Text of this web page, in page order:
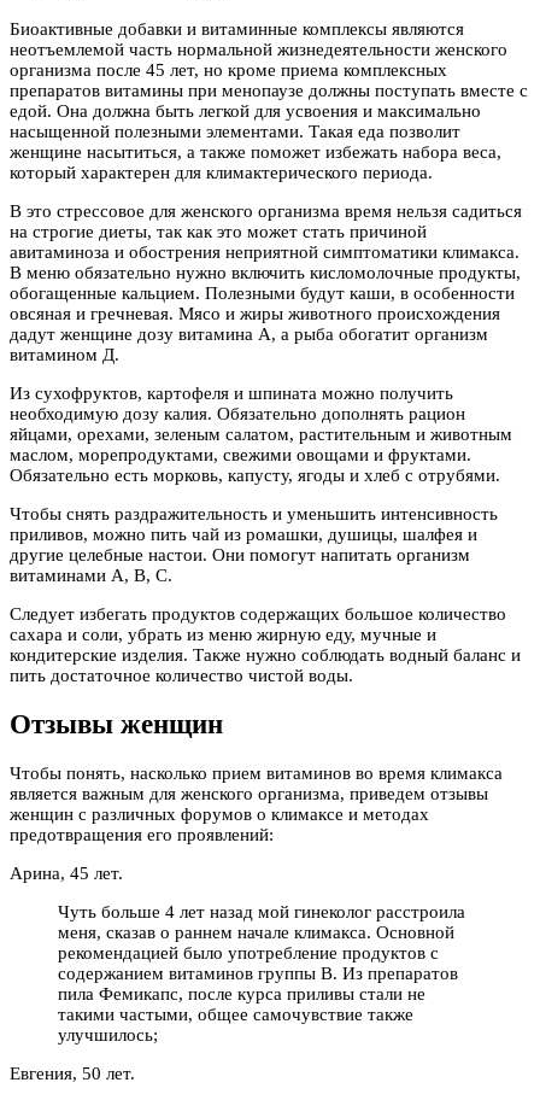
Биоактивные добавки и витаминные комплексы являются
неотъемлемой часть нормальной жизнедеятельности женского
организма после 45 лет, но кроме приема комплексных
препаратов витамины при менопаузе должны поступать вместе с
едой. Она должна быть легкой для усвоения и максимально
насыщенной полезными элементами. Такая еда позволит
женщине насытиться, а также поможет избежать набора веса,
который характерен для климактерического периода.
В это стрессовое для женского организма время нельзя садиться
на строгие диеты, так как это может стать причиной
авитаминоза и обострения неприятной симптоматики климакса.
В меню обязательно нужно включить кисломолочные продукты,
обогащенные кальцием. Полезными будут каши, в особенности
овсяная и гречневая. Мясо и жиры животного происхождения
дадут женщине дозу витамина А, а рыба обогатит организм
витамином Д.
Из сухофруктов, картофеля и шпината можно получить
необходимую дозу калия. Обязательно дополнять рацион
яйцами, орехами, зеленым салатом, растительным и животным
маслом, морепродуктами, свежими овощами и фруктами.
Обязательно есть морковь, капусту, ягоды и хлеб с отрубями.
Чтобы снять раздражительность и уменьшить интенсивность
приливов, можно пить чай из ромашки, душицы, шалфея и
другие целебные настои. Они помогут напитать организм
витаминами А, В, С.
Следует избегать продуктов содержащих большое количество
сахара и соли, убрать из меню жирную еду, мучные и
кондитерские изделия. Также нужно соблюдать водный баланс и
пить достаточное количество чистой воды.
Отзывы женщин
Чтобы понять, насколько прием витаминов во время климакса
является важным для женского организма, приведем отзывы
женщин с различных форумов о климаксе и методах
предотвращения его проявлений:
Арина, 45 лет.
Чуть больше 4 лет назад мой гинеколог расстроила
меня, сказав о раннем начале климакса. Основной
рекомендацией было употребление продуктов с
содержанием витаминов группы В. Из препаратов
пила Фемикапс, после курса приливы стали не
такими частыми, общее самочувствие также
улучшилось;
Евгения, 50 лет.